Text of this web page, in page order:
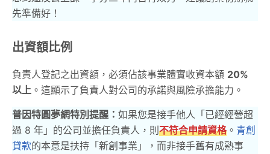
先準備好！
出資額比例
負責人登記之出資額，必須佔該事業體實收資本額 20%
以上 。這顯示了負責人對公司的承諾與風險承擔能力。
普因特圓夢網特別提醒： 如果您是接手他人「已經經營超
過 8 年」的公司並擔任負責人，則不符合申請資格。 青創
貸款的本意是扶持「新創事業」，而非接手舊有成熟事